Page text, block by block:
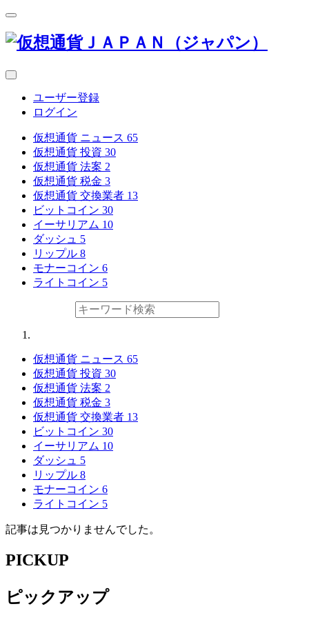
ユーザー登録
ログイン
仮想通貨 ニュース 65
仮想通貨 投資 30
仮想通貨 法案 2
仮想通貨 税金 3
仮想通貨 交換業者 13
ビットコイン 30
イーサリアム 10
ダッシュ 5
リップル 8
モナーコイン 6
ライトコイン 5
仮想通貨 ニュース 65
仮想通貨 投資 30
仮想通貨 法案 2
仮想通貨 税金 3
仮想通貨 交換業者 13
ビットコイン 30
イーサリアム 10
ダッシュ 5
リップル 8
モナーコイン 6
ライトコイン 5
記事は見つかりませんでした。
PICKUP
ピックアップ